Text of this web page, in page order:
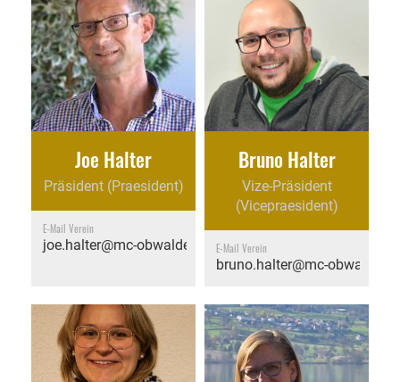
Joe Halter
Präsident (Praesident)
E-Mail Verein
joe.halter@mc-obwalden.ch
Bruno Halter
Vize-Präsident
(Vicepraesident)
E-Mail Verein
bruno.halter@mc-